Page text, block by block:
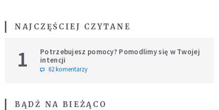
NAJCZĘŚCIEJ CZYTANE
1
Potrzebujesz pomocy? Pomodlimy się w Twojej
intencji
62 komentarzy
BĄDŹ NA BIEŻĄCO